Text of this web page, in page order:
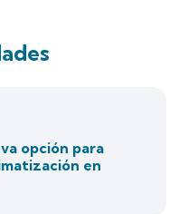
opción para
en